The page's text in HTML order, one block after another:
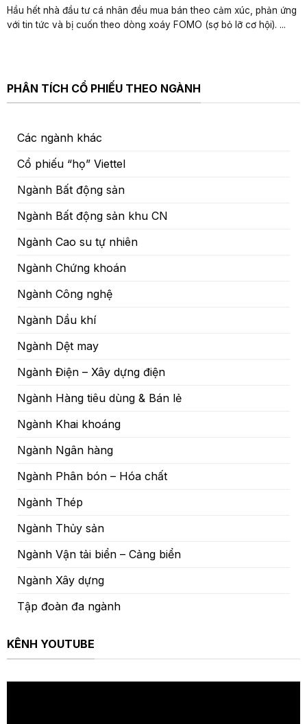
Hầu hết nhà đầu tư cá nhân đều mua bán theo cảm xúc, phản ứng
với tin tức và bị cuốn theo dòng xoáy FOMO (sợ bỏ lỡ cơ hội). ...
PHÂN TÍCH CỔ PHIẾU THEO NGÀNH
Các ngành khác
Cổ phiếu “họ” Viettel
Ngành Bất động sản
Ngành Bất động sản khu CN
Ngành Cao su tự nhiên
Ngành Chứng khoán
Ngành Công nghệ
Ngành Dầu khí
Ngành Dệt may
Ngành Điện – Xây dựng điện
Ngành Hàng tiêu dùng & Bán lẻ
Ngành Khai khoáng
Ngành Ngân hàng
Ngành Phân bón – Hóa chất
Ngành Thép
Ngành Thủy sản
Ngành Vận tải biển – Cảng biển
Ngành Xây dựng
Tập đoàn đa ngành
KÊNH YOUTUBE